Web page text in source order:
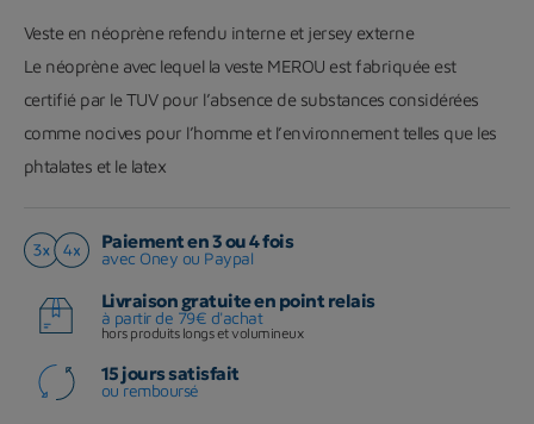
Veste en néoprène refendu interne et jersey externe
Le néoprène avec lequel la veste MEROU est fabriquée est
certifié par le TUV pour l’absence de substances considérées
comme nocives pour l’homme et l’environnementtelles que les
phtalates et le latex
Paiement en 3 ou 4 fois
avec Oney ou Paypal
Livraison gratuite en point relais
à partir de 79€ d'achat
hors produits longs et volumineux
15 jours satisfait
ou remboursé